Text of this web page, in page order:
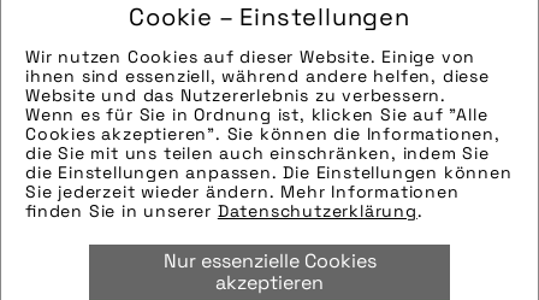
Cookie – Einstellungen
Wir nutzen Cookies auf dieser Website. Einige von
ihnen sind essenziell, während andere helfen, diese
Website und das Nutzererlebnis zu verbessern.
Wenn es für Sie in Ordnung ist, klicken Sie auf "Alle
Cookies akzeptieren". Sie können die Informationen,
die Sie mit uns teilen auch einschränken, indem Sie
die Einstellungen anpassen. Die Einstellungen können
Sie jederzeit wieder ändern. Mehr Informationen
finden Sie in unserer Datenschutzerklärung.
Nur essenzielle Cookies
akzeptieren
Quelle/Source [´www.hpvelotechnik.com |
pd-f´]
Technik-Info:
Die technischen Details werden in Bälde
eingefügt. Sie können uns aber gern auch
per E-Mail oder Telefon kontaktieren, wir
helfen gerne weiter.
ebike,liegerad,pedelec